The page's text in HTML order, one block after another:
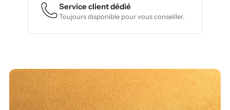
Service client dédié
Toujours disponible pour vous conseiller.